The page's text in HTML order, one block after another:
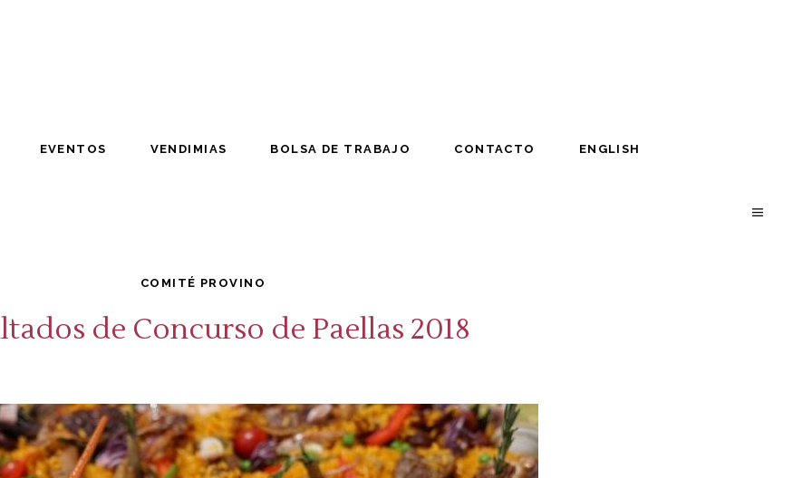
EVENTOS VENDIMIAS BOLSA DE TRABAJO CONTACTO ENGLISH
COMITÉ PROVINO
de Concurso de Paellas 2018